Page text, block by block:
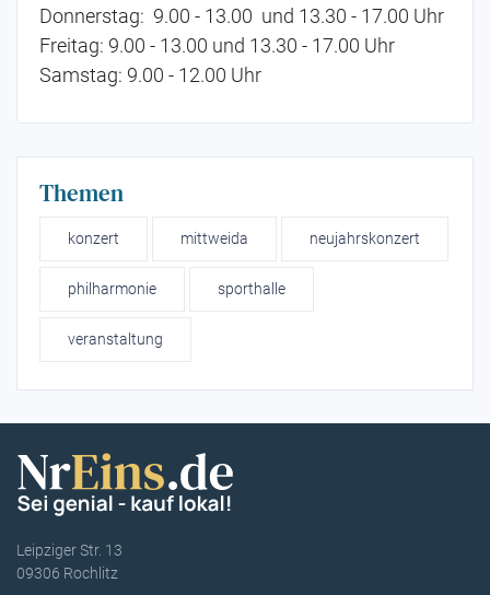
Donnerstag: 9.00 - 13.00 und 13.30 - 17.00 Uhr
Freitag: 9.00 - 13.00 und 13.30 - 17.00 Uhr
Samstag: 9.00 - 12.00 Uhr
Themen
konzert mittweida neujahrskonzert
philharmonie sporthalle
veranstaltung
Leipziger Str. 13
09306 Rochlitz